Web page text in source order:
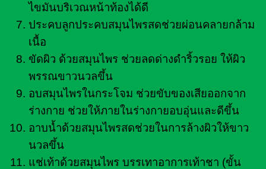
ไขมันบริเวณหน้าท้องได้ดี
ประคบลูกประคบสมุนไพรสดช่วยผ่อนคลายกล้าม
เนื้อ
ขัดผิว ด้วยสมุนไพร ช่วยลดด่างดำริ้วรอย ให้ผิว
พรรณขาวนวลขึ้น
อบสมุนไพรในกระโจม ช่วยขับของเสียออกจาก
ร่างกาย ช่วยให้ภายในร่างกายอบอุ่นและดีขึ้น
อาบน้ำด้วยสมุนไพรสดช่วยในการล้างผิวให้ขาว
นวลขึ้น
แช่เท้าด้วยสมุนไพร บรรเทาอาการเท้าชา (ขั้น